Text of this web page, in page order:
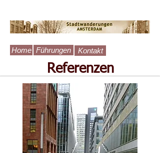
Home Führungen Kontakt
Referenzen